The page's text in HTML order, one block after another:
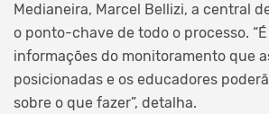
Medianeira, Marcel Bellizi, a central
o ponto-chave de todo o processo.
informações do monitoramento que
posicionadas e os educadores
sobre o que fazer”, detalha.